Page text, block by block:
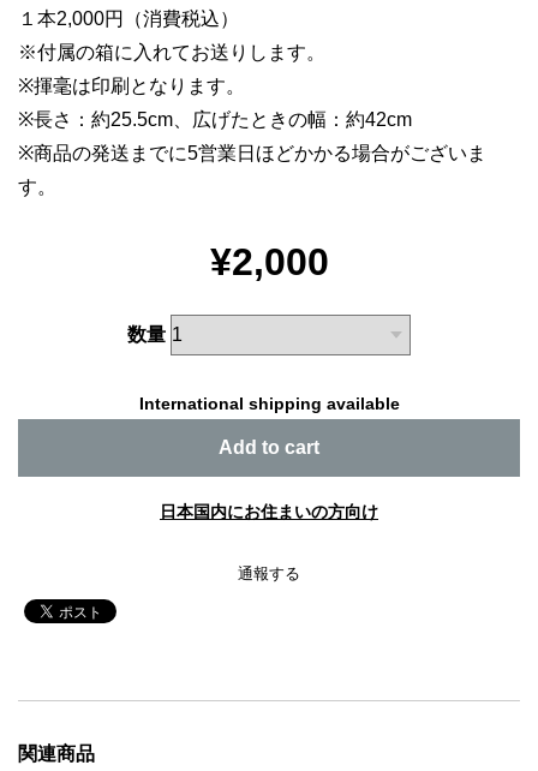
１本2,000円（消費税込）
※付属の箱に入れてお送りします。
※揮毫は印刷となります。
※長さ：約25.5cm、広げたときの幅：約42cm
※商品の発送までに5営業日ほどかかる場合がございま
す。
¥2,000
数量
International shipping available
Add to cart
日本国内にお住まいの方向け
通報する
関連商品